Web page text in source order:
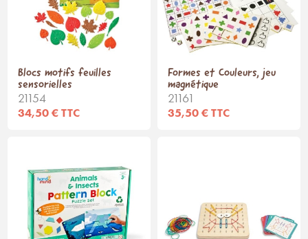
Blocs motifs feuilles
sensorielles
21154
34,50 € TTC
Formes et Couleurs, jeu
magnétique
21161
35,50 € TTC